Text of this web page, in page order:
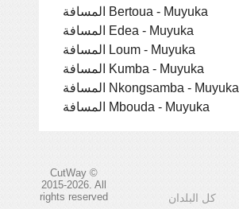
المسافة Bertoua - Muyuka
المسافة Edea - Muyuka
المسافة Loum - Muyuka
المسافة Kumba - Muyuka
المسافة Nkongsamba - Muyuka
المسافة Mbouda - Muyuka
CutWay ©
2015-2026. All
rights reserved
كل البلدان